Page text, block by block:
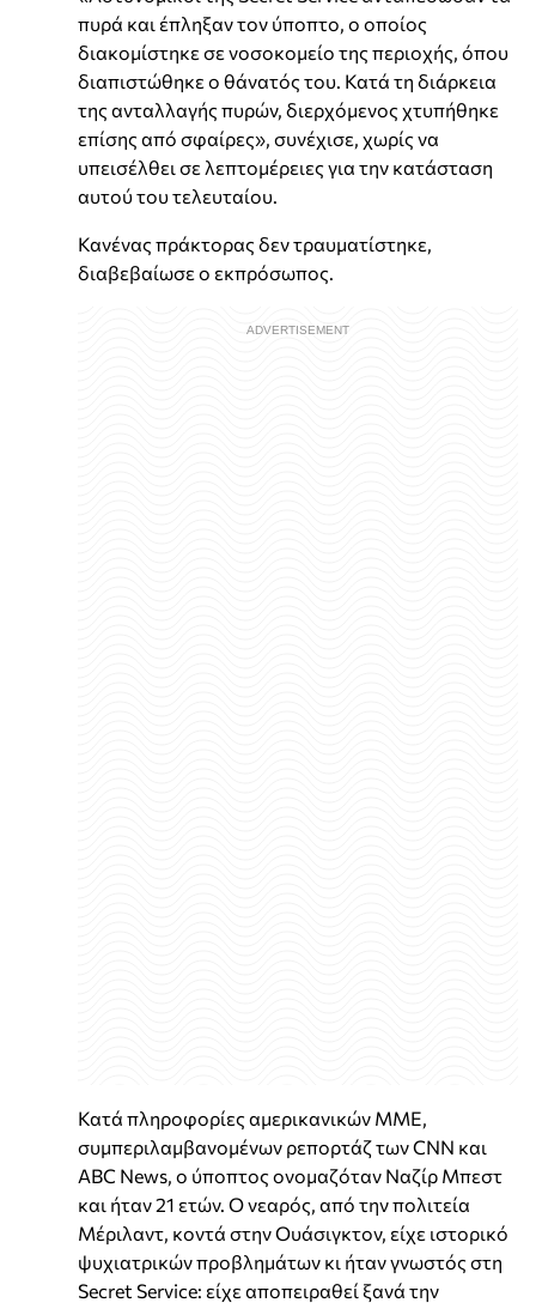
πυρά και έπληξαν τον ύποπτο, ο οποίος
διακομίστηκε σε νοσοκομείο της περιοχής, όπου
διαπιστώθηκε ο θάνατός του. Κατά τη διάρκεια
της ανταλλαγής πυρών, διερχόμενος χτυπήθηκε
επίσης από σφαίρες», συνέχισε, χωρίς να
υπεισέλθει σε λεπτομέρειες για την κατάσταση
αυτού του τελευταίου.
Κανένας πράκτορας δεν τραυματίστηκε,
διαβεβαίωσε ο εκπρόσωπος.
Κατά πληροφορίες αμερικανικών ΜΜΕ,
συμπεριλαμβανομένων ρεπορτάζ των CNN και
ABC News, ο ύποπτος ονομαζόταν Ναζίρ Μπεστ
και ήταν 21 ετών. Ο νεαρός, από την πολιτεία
Μέριλαντ, κοντά στην Ουάσιγκτον, είχε ιστορικό
ψυχιατρικών προβλημάτων κι ήταν γνωστός στη
Secret Service: είχε αποπειραθεί ξανά την